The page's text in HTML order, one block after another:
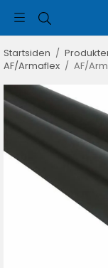
Startsiden /
AF/Armaflex / AF/